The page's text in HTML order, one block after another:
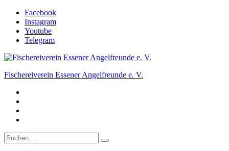
Zum
Inhalt
springen
Facebook
Instagram
Youtube
Telegram
Fischereiverein Essener Angelfreunde e. V.
Der Angelverein in Essen.
Suche
nach: